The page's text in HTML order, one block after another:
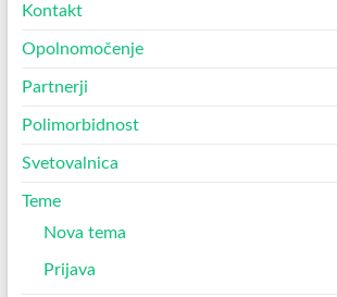
Kontakt
Opolnomočenje
Partnerji
Polimorbidnost
Svetovalnica
Teme
Nova tema
Prijava